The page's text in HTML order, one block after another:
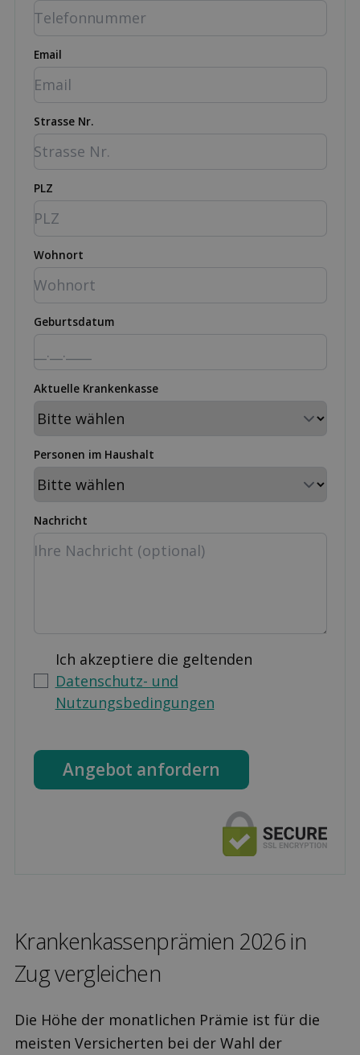
Email
Strasse Nr.
PLZ
Wohnort
Geburtsdatum
Aktuelle Krankenkasse
Personen im Haushalt
Nachricht
Ich akzeptiere die geltenden
Datenschutz- und
Nutzungsbedingungen
Angebot anfordern
Kranken­kassen­prämien 2026 in
Zug ver­gleichen
Die Höhe der monatlichen Prämie ist für die
meisten Versicherten bei der Wahl der